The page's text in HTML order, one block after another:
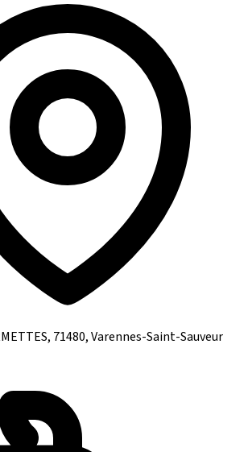
71480, Varennes-Saint-Sauveur